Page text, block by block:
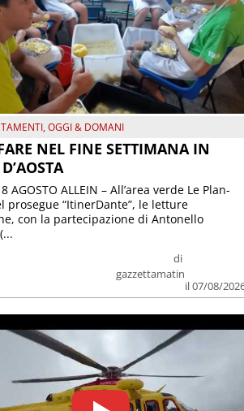
,OGGI & DOMANI
NEL FINE SETTIMANA IN
di
gazzettamatin
il 07/08/
AGOSTO ALLEIN – All’area verde Le Plan-
prosegue “ItinerDante”, le letture
con la partecipazione di Antonello